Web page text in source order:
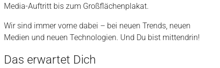
Media-Auftritt bis zum Großflächenplakat.
Wir sind immer vorne dabei – bei neuen Trends, neuen
Medien und neuen Technologien. Und Du bist mittendrin!
Das erwartet Dich